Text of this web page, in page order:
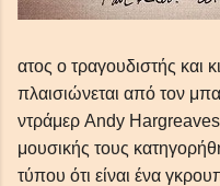
ατος ο τραγουδιστής και
πλαισιώνεται από τον
ντράμερ Andy
μουσικής τους
τύπου ότι είναι ένα